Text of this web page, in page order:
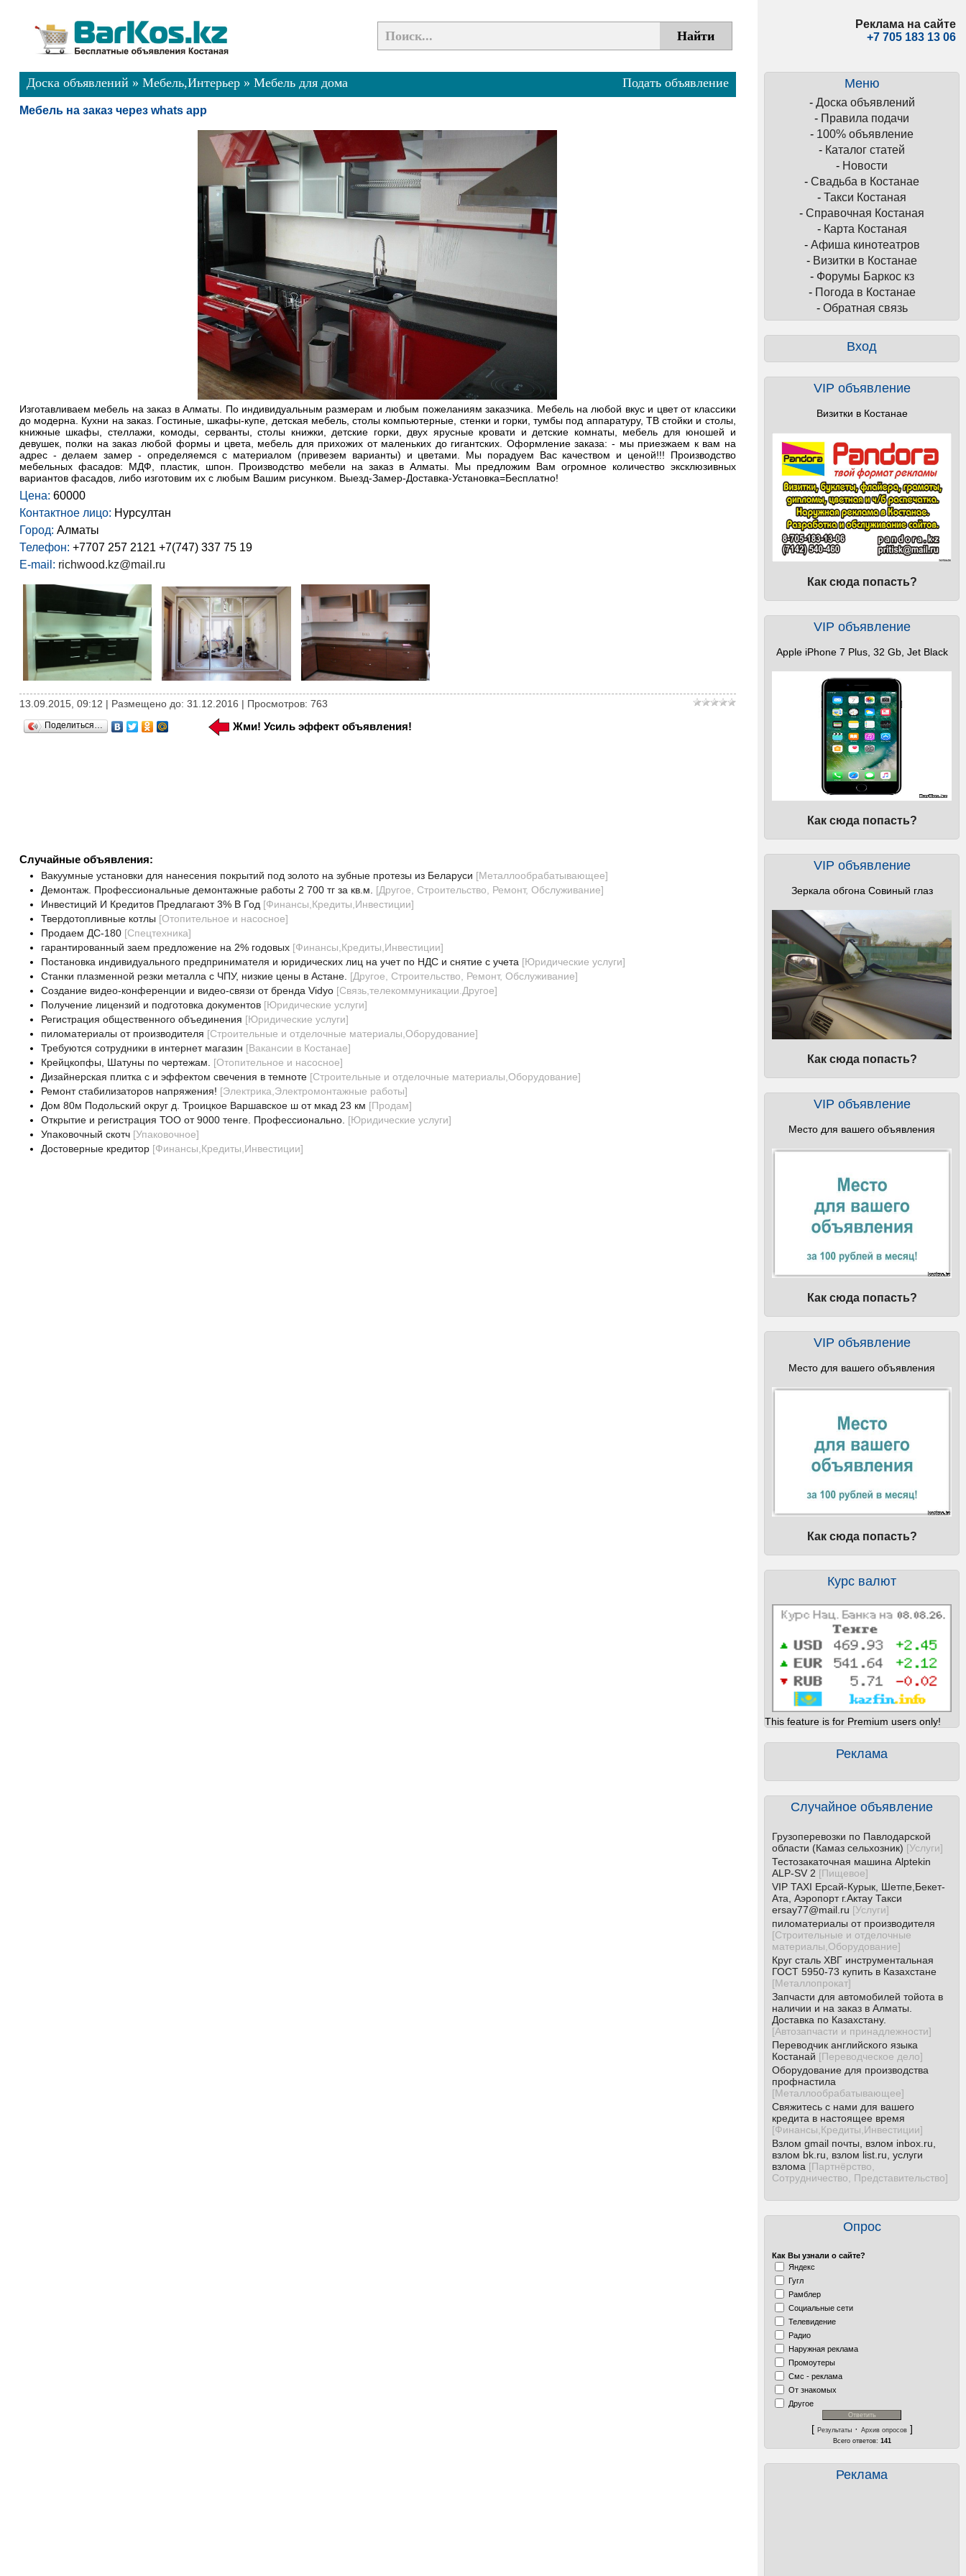
Реклама на сайте
+7 705 183 13 06
Меню
- Доска объявлений
- Правила подачи
- 100% объявление
- Каталог статей
- Новости
- Свадьба в Костанае
- Такси Костаная
- Справочная Костаная
- Карта Костаная
- Афиша кинотеатров
- Визитки в Костанае
- Форумы Баркос кз
- Погода в Костанае
- Обратная связь
Вход
VIP объявление
Визитки в Костанае
Как сюда попасть?
VIP объявление
Apple iPhone 7 Plus, 32 Gb, Jet Black
Как сюда попасть?
VIP объявление
Зеркала обгона Совиный глаз
Как сюда попасть?
VIP объявление
Место для вашего объявления
Как сюда попасть?
VIP объявление
Место для вашего объявления
Как сюда попасть?
Курс валют
This feature is for Premium users only!
Реклама
Случайное объявление
Грузоперевозки по Павлодарской
области (Камаз сельхозник) [Услуги]
Тестозакаточная машина Alptekin
ALP-SV 2 [Пищевое]
VIP TAXI Ерсай-Курык, Шетпе,Бекет-
Ата, Аэропорт г.Актау Такси
ersay77@mail.ru [Услуги]
пиломатериалы от производителя
[Строительные и отделочные
материалы,Оборудование]
Круг сталь ХВГ инструментальная
ГОСТ 5950-73 купить в Казахстане
[Металлопрокат]
Запчасти для автомобилей тойота в
наличии и на заказ в Алматы.
Доставка по Казахстану.
[Автозапчасти и принадлежности]
Переводчик английского языка
Костанай [Переводческое дело]
Оборудование для производства
профнастила
[Металлообрабатывающее]
Свяжитесь с нами для вашего
кредита в настоящее время
[Финансы,Кредиты,Инвестиции]
Взлом gmail почты, взлом inbox.ru,
взлом bk.ru, взлом list.ru, услуги
взлома [Партнёрство,
Сотрудничество, Представительство]
Опрос
Как Вы узнали о сайте?
Яндекс
Гугл
Рамблер
Социальные сети
Телевидение
Радио
Наружная реклама
Промоутеры
Смс - реклама
От знакомых
Другое
[ Результаты· Архив опросов]
Всего ответов: 141
Реклама
Подать объявление
Доска объявлений » Мебель,Интерьер» Мебель для дома
Мебель на заказ через whats app
Изготавливаем мебель на заказ в Алматы. По индивидуальным размерам и любым пожеланиям заказчика. Мебель на любой вкус и цвет от классики
до модерна. Кухни на заказ. Гостиные, шкафы-купе, детская мебель, столы компьютерные, стенки и горки, тумбы под аппаратуру, ТВ стойки и столы,
книжные шкафы, стеллажи, комоды, серванты, столы книжки, детские горки, двух ярусные кровати и детские комнаты, мебель для юношей и
девушек, полки на заказ любой формы и цвета, мебель для прихожих от маленьких до гигантских. Оформление заказа: - мы приезжаем к вам на
адрес - делаем замер - определяемся с материалом (привезем варианты) и цветами. Мы порадуем Вас качеством и ценой!!! Производство
мебельных фасадов: МДФ, пластик, шпон. Производство мебели на заказ в Алматы. Мы предложим Вам огромное количество эксклюзивных
вариантов фасадов, либо изготовим их с любым Вашим рисунком. Выезд-Замер-Доставка-Установка=Бесплатно!
Цена: 60000
Контактное лицо: Нурсултан
Город: Алматы
Телефон: +7707 257 2121 +7(747) 337 75 19
E-mail: richwood.kz@mail.ru
13.09.2015, 09:12 | Размещено до: 31.12.2016 | Просмотров: 763
Поделиться… Жми! Усиль эффект объявления!
Случайные объявления:
Вакуумные установки для нанесения покрытий под золото на зубные протезы из Беларуси [Металлообрабатывающее]
Демонтаж. Профессиональные демонтажные работы 2 700 тг за кв.м. [Другое, Строительство, Ремонт, Обслуживание]
Инвестиций И Кредитов Предлагают 3% В Год [Финансы,Кредиты,Инвестиции]
Твердотопливные котлы [Отопительное и насосное]
Продаем ДС-180 [Спецтехника]
гарантированный заем предложение на 2% годовых [Финансы,Кредиты,Инвестиции]
Постановка индивидуального предпринимателя и юридических лиц на учет по НДС и снятие с учета [Юридические услуги]
Станки плазменной резки металла с ЧПУ, низкие цены в Астане. [Другое, Строительство, Ремонт, Обслуживание]
Создание видео-конференции и видео-связи от бренда Vidyo [Связь,телекоммуникации.Другое]
Получение лицензий и подготовка документов [Юридические услуги]
Регистрация общественного объединения [Юридические услуги]
пиломатериалы от производителя [Строительные и отделочные материалы,Оборудование]
Требуются сотрудники в интернет магазин [Вакансии в Костанае]
Крейцкопфы, Шатуны по чертежам. [Отопительное и насосное]
Дизайнерская плитка с и эффектом свечения в темноте [Строительные и отделочные материалы,Оборудование]
Ремонт стабилизаторов напряжения! [Электрика,Электромонтажные работы]
Дом 80м Подольский округ д. Троицкое Варшавское ш от мкад 23 км [Продам]
Открытие и регистрация ТОО от 9000 тенге. Профессионально. [Юридические услуги]
Упаковочный скотч [Упаковочное]
Достоверные кредитор [Финансы,Кредиты,Инвестиции]